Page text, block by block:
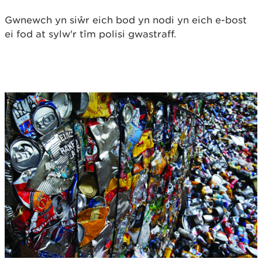
Gwnewch yn siŵr eich bod yn nodi yn eich e-bost
ei fod at sylw'r tîm polisi gwastraff.